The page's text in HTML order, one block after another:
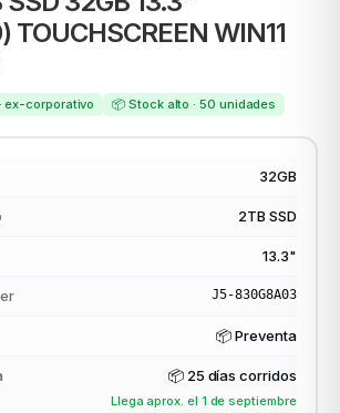
TOUCHSCREEN WIN11
ex-corporativo 📦 Stock alto · 50 unidades
32GB
2TB SSD
13.3"
J5-830G8A03
📦 Preventa
📦 25 días corridos
Llega aprox. el 1 de septiembre